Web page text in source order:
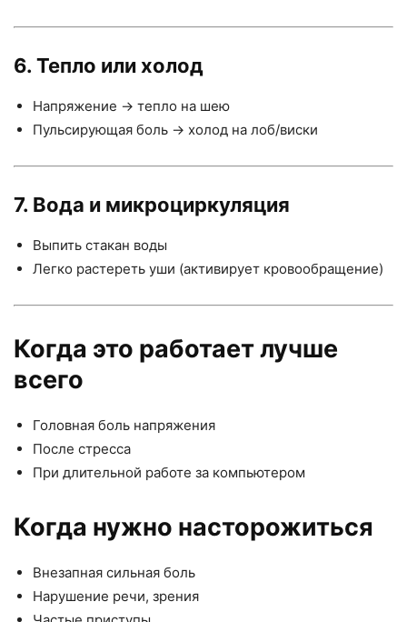
6. Тепло или холод
Напряжение → тепло на шею
Пульсирующая боль → холод на лоб/виски
7. Вода и микроциркуляция
Выпить стакан воды
Легко растереть уши (активирует кровообращение)
Когда это работает лучше
всего
Головная боль напряжения
После стресса
При длительной работе за компьютером
Когда нужно насторожиться
Внезапная сильная боль
Нарушение речи, зрения